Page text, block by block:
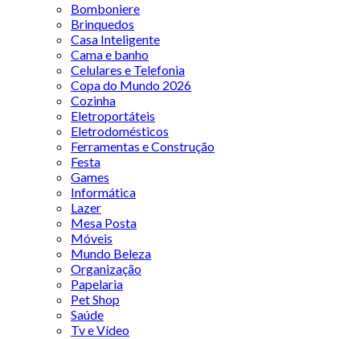
Bomboniere
Brinquedos
Casa Inteligente
Cama e banho
Celulares e Telefonia
Copa do Mundo 2026
Cozinha
Eletroportáteis
Eletrodomésticos
Ferramentas e Construção
Festa
Games
Informática
Lazer
Mesa Posta
Móveis
Mundo Beleza
Organização
Papelaria
Pet Shop
Saúde
Tv e Vídeo